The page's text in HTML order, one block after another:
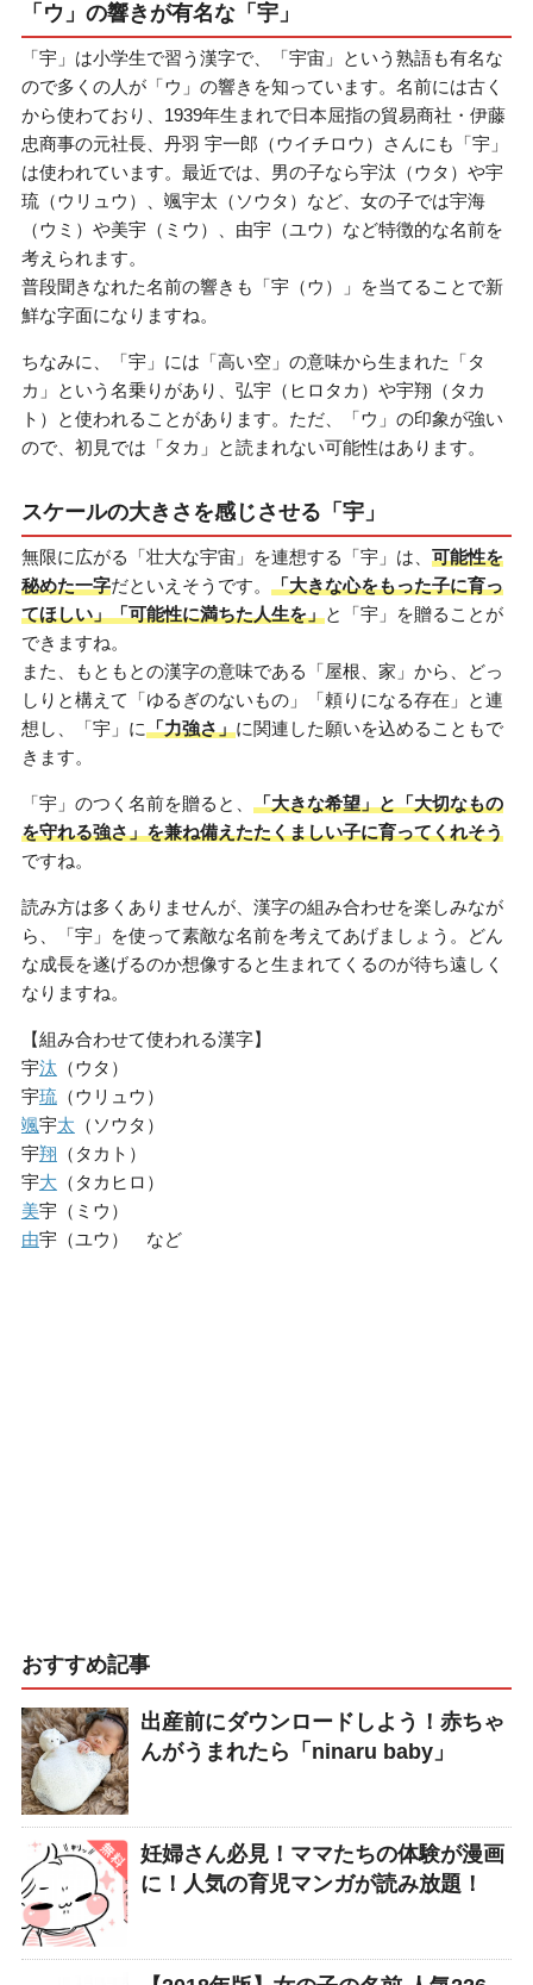
「ウ」の響きが有名な「宇」
「宇」は小学生で習う漢字で、「宇宙」という熟語も有名な
ので多くの人が「ウ」の響きを知っています。名前には古く
から使わており、1939年生まれで日本屈指の貿易商社・伊藤
忠商事の元社長、丹羽 宇一郎（ウイチロウ）さんにも「宇」
は使われています。最近では、男の子なら宇汰（ウタ）や宇
琉（ウリュウ）、颯宇太（ソウタ）など、女の子では宇海
（ウミ）や美宇（ミウ）、由宇（ユウ）など特徴的な名前を
考えられます。
普段聞きなれた名前の響きも「宇（ウ）」を当てることで新
鮮な字面になりますね。
ちなみに、「宇」には「高い空」の意味から生まれた「タ
カ」という名乗りがあり、弘宇（ヒロタカ）や宇翔（タカ
ト）と使われることがあります。ただ、「ウ」の印象が強い
ので、初見では「タカ」と読まれない可能性はあります。
スケールの大きさを感じさせる「宇」
無限に広がる「壮大な宇宙」を連想する「宇」は、 可能性を
秘めた一字だといえそうです。 「大きな心をもった子に育っ
てほしい」「可能性に満ちた人生を」と「宇」を贈ることが
できますね。
また、もともとの漢字の意味である「屋根、家」から、どっ
しりと構えて「ゆるぎのないもの」「頼りになる存在」と連
想し、「宇」に「力強さ」に関連した願いを込めることもで
きます。
「宇」のつく名前を贈ると、 「大きな希望」と「大切なもの
を守れる強さ」を兼ね備えたたくましい子に育ってくれそう
ですね。
読み方は多くありませんが、漢字の組み合わせを楽しみなが
ら、「宇」を使って素敵な名前を考えてあげましょう。どん
な成長を遂げるのか想像すると生まれてくるのが待ち遠しく
なりますね。
【組み合わせて使われる漢字】
宇汰 （ウタ）
宇琉（ウリュウ）
颯宇太 （ソウタ）
宇翔 （タカト）
宇大 （タカヒロ）
美宇（ミウ）
由宇（ユウ） など
おすすめ記事
出産前にダウンロードしよう！赤ちゃ
んがうまれたら「ninaru baby」
妊婦さん必見！ママたちの体験が漫画
に！人気の育児マンガが読み放題！